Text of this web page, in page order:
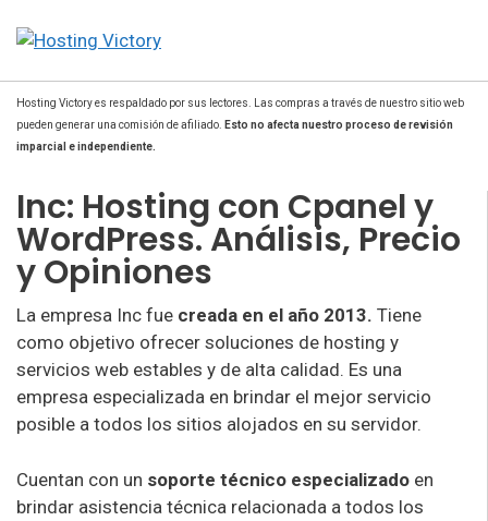
Hosting Victory es respaldado por sus lectores. Las compras a través de nuestro sitio web
pueden generar una comisión de afiliado.
Esto no afecta nuestro proceso de revisión
imparcial e independiente.
Inc: Hosting con Cpanel y
WordPress. Análisis, Precio
y Opiniones
La empresa Inc fue creada en el año 2013. Tiene
como objetivo ofrecer soluciones de hosting y
servicios web estables y de alta calidad. Es una
empresa especializada en brindar el mejor servicio
posible a todos los sitios alojados en su servidor.
Cuentan con un soporte técnico especializado en
brindar asistencia técnica relacionada a todos los